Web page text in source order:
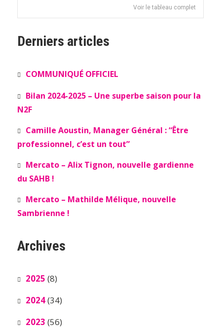
Voir le tableau complet
Derniers articles
COMMUNIQUÉ OFFICIEL
Bilan 2024-2025 – Une superbe saison pour la
N2F
Camille Aoustin, Manager Général : “Être
professionnel, c’est un tout”
Mercato – Alix Tignon, nouvelle gardienne
du SAHB !
Mercato – Mathilde Mélique, nouvelle
Sambrienne !
Archives
2025 (8)
2024(34)
2023 (56)